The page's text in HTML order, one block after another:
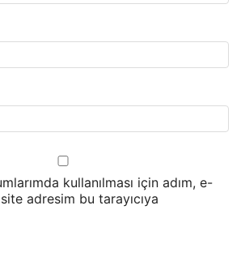
kullanılması için adım, e-
adresim bu tarayıcıya